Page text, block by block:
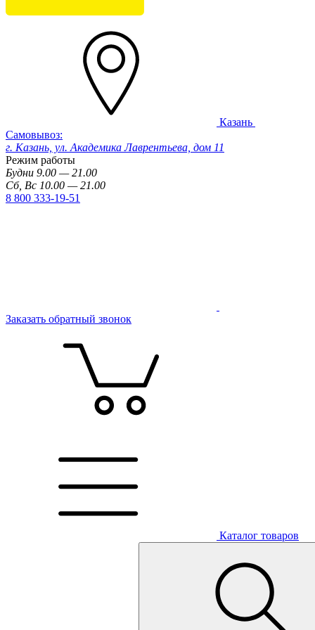
Казань
Самовывоз:
г. Казань, ул. Академика Лаврентьева, дом 11
Режим работы
Будни 9.00 — 21.00
Сб, Вс 10.00 — 21.00
8 800 333-19-51
Заказать обратный звонок
Каталог товаров